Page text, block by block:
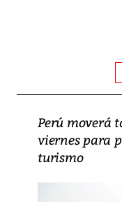
Perú moverá
viernes para
turismo